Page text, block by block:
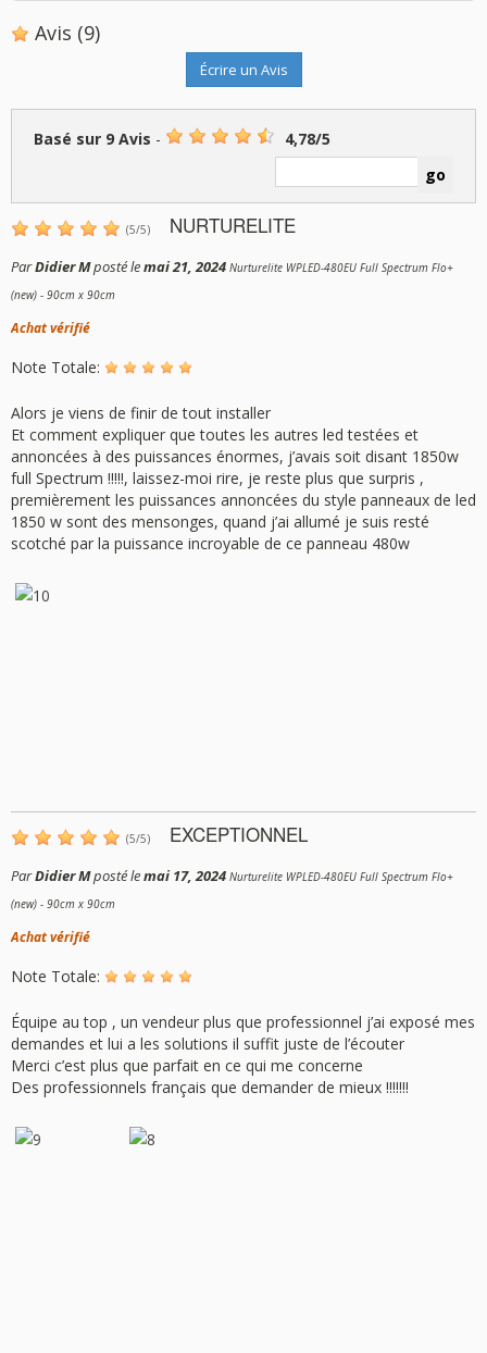
Avis (9)
Écrire un Avis
Basé sur 9 Avis - 4,78/5
(5/5) NURTURELITE
ParDidier Mposté lemai 21, 2024 Nurturelite WPLED-480EU Full Spectrum Flo+
(new) - 90cm x 90cm
Achat vérifié
Note Totale:
Alors je viens de finir de tout installer
Et comment expliquer que toutes les autres led testées et
annoncées à des puissances énormes, j’avais soit disant 1850w
full Spectrum !!!!!, laissez-moi rire, je reste plus que surpris ,
premièrement les puissances annoncées du style panneaux de led
1850 w sont des mensonges, quand j’ai allumé je suis resté
scotché par la puissance incroyable de ce panneau 480w
(5/5) EXCEPTIONNEL
ParDidier Mposté lemai 17, 2024 Nurturelite WPLED-480EU Full Spectrum Flo+
(new) - 90cm x 90cm
Achat vérifié
Note Totale:
Équipe au top , un vendeur plus que professionnel j’ai exposé mes
demandes et lui a les solutions il suffit juste de l’écouter
Merci c’est plus que parfait en ce qui me concerne
Des professionnels français que demander de mieux !!!!!!!